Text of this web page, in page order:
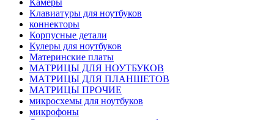
Камеры
Клавиатуры для ноутбуков
коннекторы
Корпусные детали
Кулеры для ноутбуков
Материнские платы
МАТРИЦЫ ДЛЯ НОУТБУКОВ
МАТРИЦЫ ДЛЯ ПЛАНШЕТОВ
МАТРИЦЫ ПРОЧИЕ
микросхемы для ноутбуков
микрофоны